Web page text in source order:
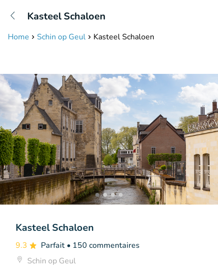
Kasteel Schaloen
Home Schin op Geul Kasteel Schaloen
Kasteel Schaloen
9.3 Parfait • 150 commentaires
Schin op Geul